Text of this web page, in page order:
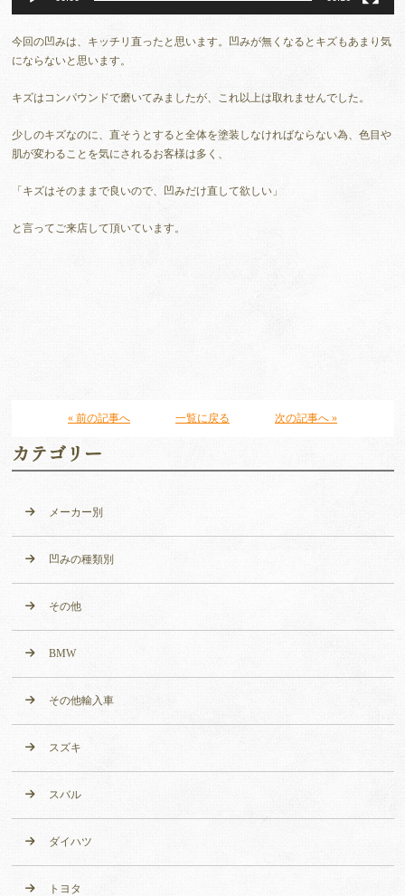
今回の凹みは、キッチリ直ったと思います。凹みが無くなるとキズもあまり気
にならないと思います。
キズはコンパウンドで磨いてみましたが、これ以上は取れませんでした。
少しのキズなのに、直そうとすると全体を塗装しなければならない為、色目や
肌が変わることを気にされるお客様は多く、
「キズはそのままで良いので、凹みだけ直して欲しい」
と言ってご来店して頂いています。
« 前の記事へ 一覧に戻る 次の記事へ »
カテゴリー
メーカー別
凹みの種類別
その他
BMW
その他輸入車
スズキ
スバル
ダイハツ
トヨタ